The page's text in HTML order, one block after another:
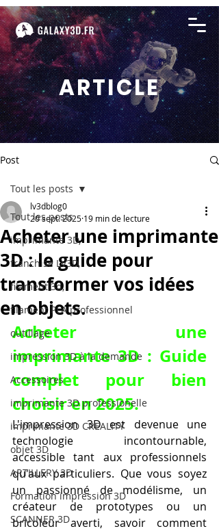
ARTICLE
Post
Tout les posts
imprimante 3D,
franchise LV3D,
filament 3d,
filament PLA professionnel
outillage
impression 3D à la demande
Accessoires
imprimante 3D professionelle
imprimante 3D CREALITY
objet 3D
ARTILLERY 3D
Formation impression 3D
SCANNER 3D
Tout les posts
Acheter une imprimante
3D : le guide pour
transformer vos idées
en objets.
lv3dblog0
20 sept. 2025 19 min de lecture
Acheter une
imprimante 3D : Guide
complet pour bien
choisir en 2025.
L'impression 3D est devenue une
technologie incontournable,
accessible tant aux professionnels
qu'aux particuliers. Que vous soyez
un passionné de modélisme, un
créateur de prototypes ou un